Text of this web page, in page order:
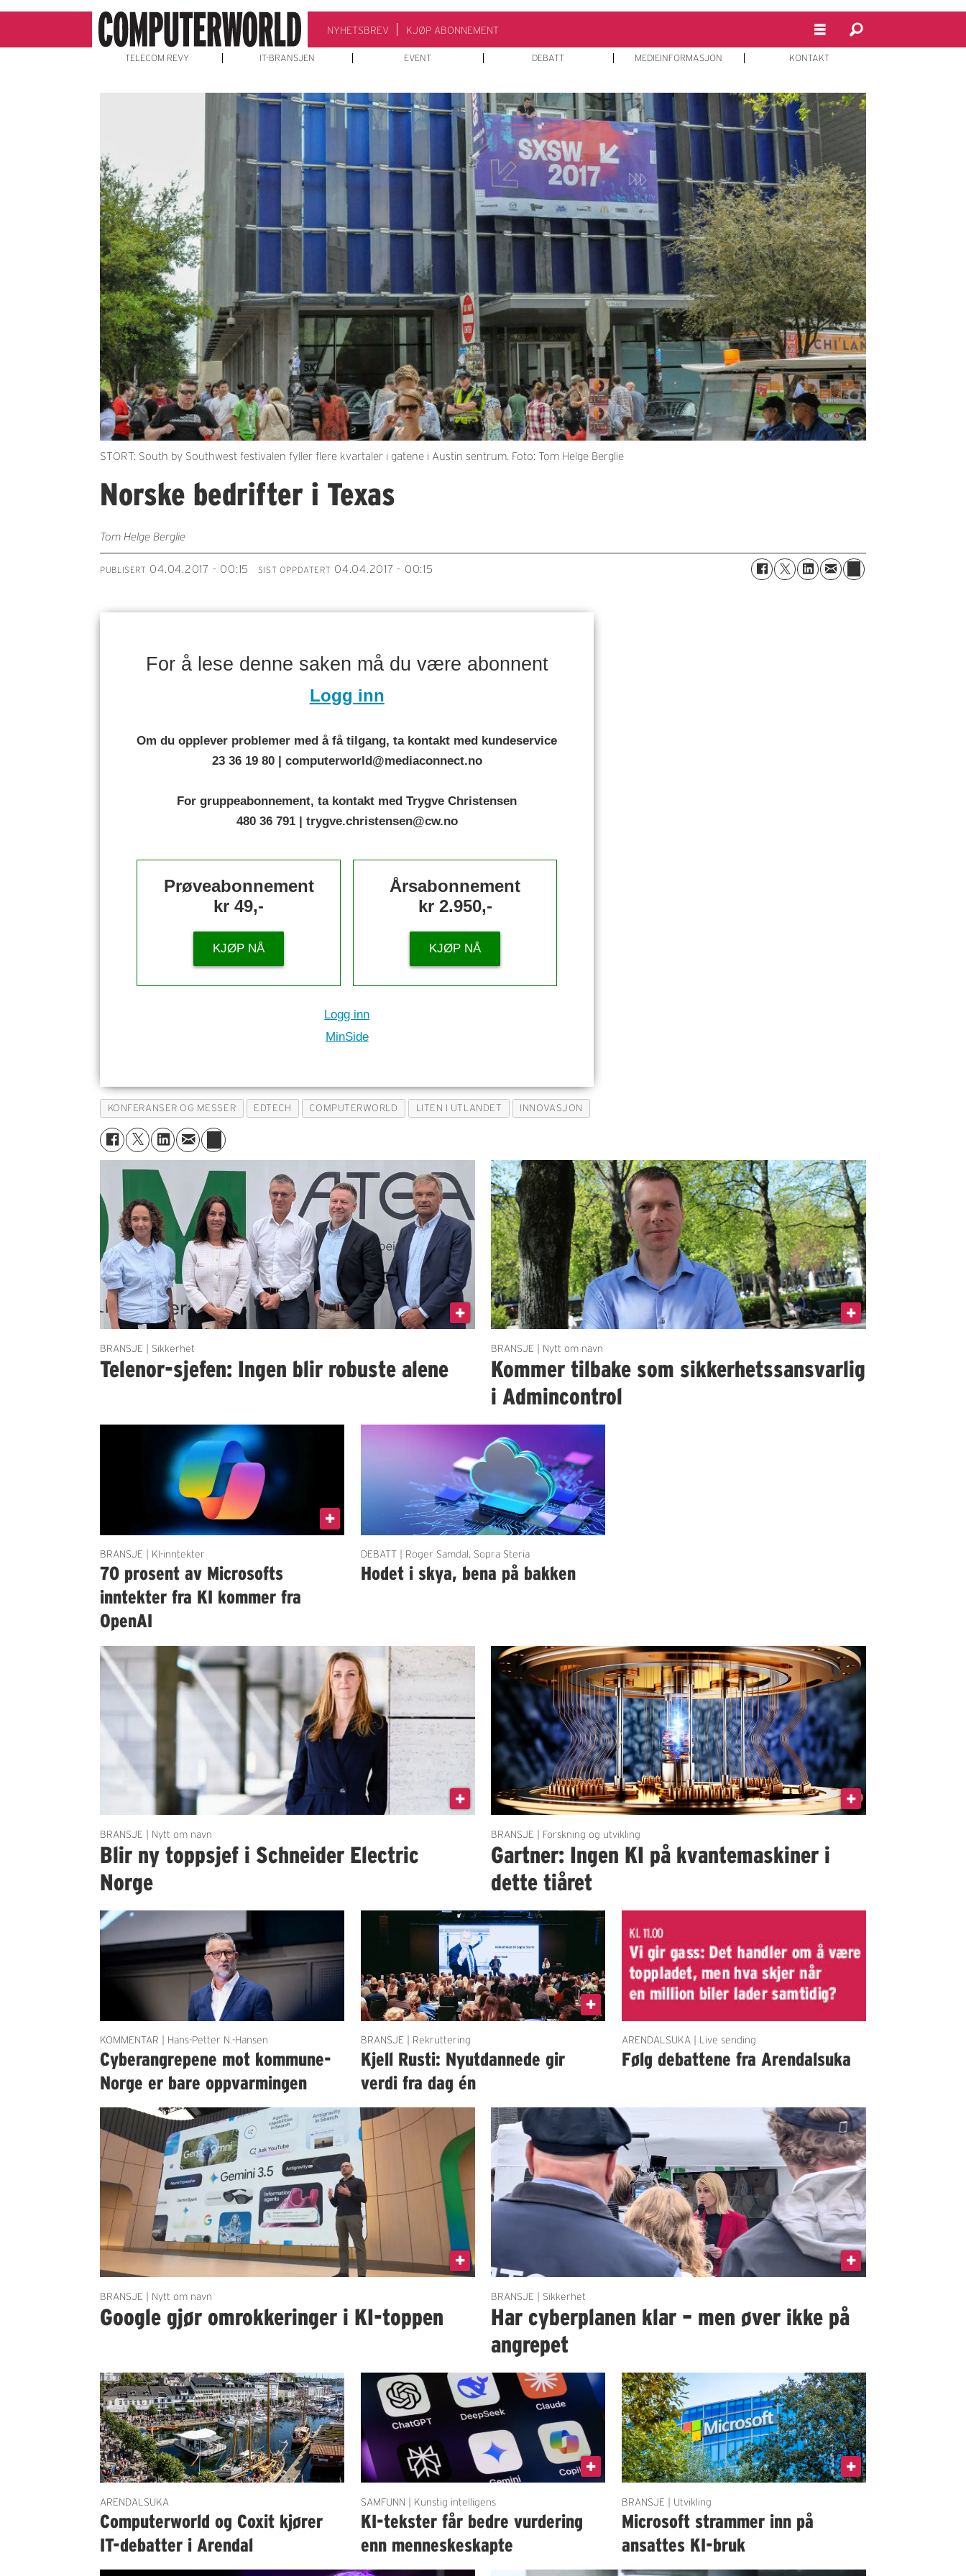
NYHETSBREV KJØP ABONNEMENT
TELECOM REVY IT-BRANSJEN EVENT DEBATT MEDIEINFORMASJON KONTAKT
STORT: South by Southwest festivalen fyller flere kvartaler i gatene i Austin sentrum. Foto: Tom Helge Berglie
Norske bedrifter i Texas
Tom Helge Berglie
PUBLISERT 04.04.2017 - 00:15 SIST OPPDATERT 04.04.2017 - 00:15
For å lese denne saken må du være abonnent
Logg inn
Om du opplever problemer med å få tilgang, ta kontakt med kundeservice
23 36 19 80 | computerworld@mediaconnect.no
For gruppeabonnement, ta kontakt med Trygve Christensen
480 36 791 | trygve.christensen@cw.no
Prøveabonnement
kr 49,-
KJØP NÅ
Årsabonnement
kr 2.950,-
KJØP NÅ
Logg inn
MinSide
KONFERANSER OG MESSER EDTECH COMPUTERWORLD LITEN I UTLANDET INNOVASJON
BRANSJE | Sikkerhet
Telenor-sjefen: Ingen blir robuste alene
BRANSJE | Nytt om navn
Kommer tilbake som sikkerhetssansvarlig
i Admincontrol
BRANSJE | KI-inntekter
70 prosent av Microsofts
inntekter fra KI kommer fra
OpenAI
DEBATT | Roger Samdal, Sopra Steria
Hodet i skya, bena på bakken
BRANSJE | Nytt om navn
Blir ny toppsjef i Schneider Electric
Norge
BRANSJE | Forskning og utvikling
Gartner: Ingen KI på kvantemaskiner i
dette tiåret
KOMMENTAR | Hans-Petter N.-Hansen
Cyberangrepene mot kommune-
Norge er bare oppvarmingen
BRANSJE | Rekruttering
Kjell Rusti: Nyutdannede gir
verdi fra dag én
ARENDALSUKA | Live sending
Følg debattene fra Arendalsuka
BRANSJE | Nytt om navn
Google gjør omrokkeringer i KI-toppen
BRANSJE | Sikkerhet
Har cyberplanen klar – men øver ikke på
angrepet
ARENDALSUKA
Computerworld og Coxit kjører
IT-debatter i Arendal
SAMFUNN | Kunstig intelligens
KI-tekster får bedre vurdering
enn menneskeskapte
BRANSJE | Utvikling
Microsoft strammer inn på
ansattes KI-bruk